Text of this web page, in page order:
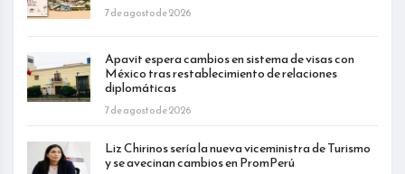
7 de agosto de 2026
Apavit espera cambios en sistema de visas con
México tras restablecimiento de relaciones
diplomáticas
7 de agosto de 2026
Liz Chirinos sería la nueva viceministra de Turismo
y se avecinan cambios en PromPerú